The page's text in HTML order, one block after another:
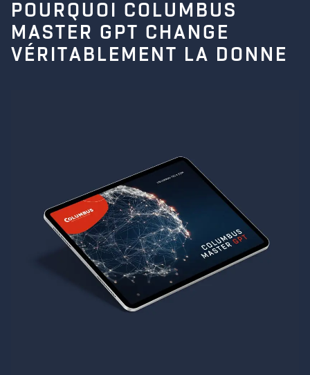
POURQUOI COLUMBUS
MASTER GPT CHANGE
VÉRITABLEMENT LA DONNE